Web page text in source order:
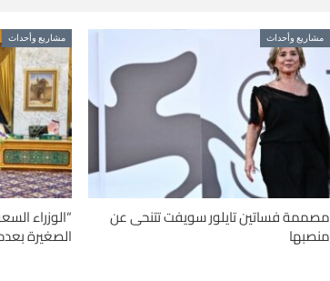
مشاريع وأحداث
مصممة فساتين تايلور سويفت تتنحى عن
منصبها
مشاريع وأحداث
“الوزراء
الصغيرة بعدد عمال 9